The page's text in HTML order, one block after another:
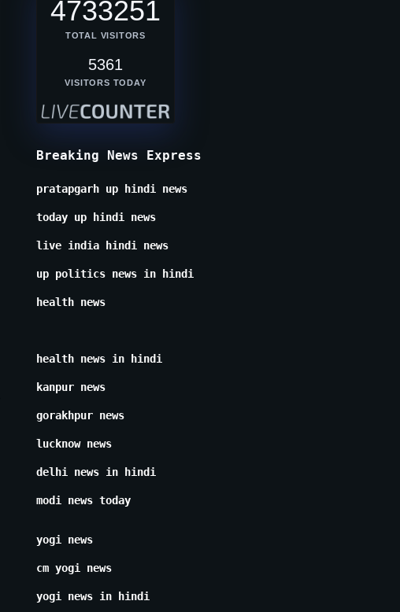
4733251
TOTAL VISITORS
5361
VISITORS TODAY
Breaking News Express
pratapgarh up hindi news
today up hindi news
live india hindi news
up politics news in hindi
health news
health news in hindi
kanpur news
gorakhpur news
lucknow news
delhi news in hindi
modi news today
yogi news
cm yogi news
yogi news in hindi